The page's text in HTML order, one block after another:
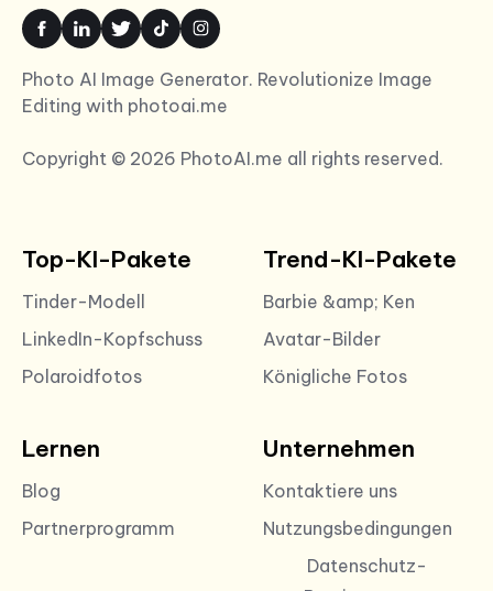
Photo AI Image Generator. Revolutionize Image
Editing with photoai.me
Copyright © 2026 PhotoAI.me all rights reserved.
Top-KI-Pakete
Tinder-Modell
LinkedIn-Kopfschuss
Polaroidfotos
Trend-KI-Pakete
Barbie &amp; Ken
Avatar-Bilder
Königliche Fotos
Lernen
Blog
Partnerprogramm
Unternehmen
Kontaktiere uns
Nutzungsbedingungen
Datenschutz-